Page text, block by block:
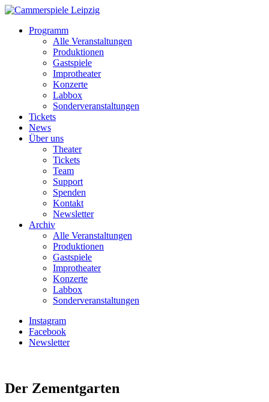
Programm
Alle Veranstaltungen
Produktionen
Gastspiele
Improtheater
Konzerte
Labbox
Sonderveranstaltungen
Tickets
News
Über uns
Theater
Tickets
Team
Support
Spenden
Kontakt
Newsletter
Archiv
Alle Veranstaltungen
Produktionen
Gastspiele
Improtheater
Konzerte
Labbox
Sonderveranstaltungen
Instagram
Facebook
Newsletter
Der Zementgarten